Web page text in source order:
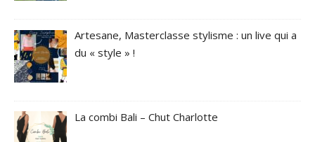
Artesane, Masterclasse stylisme : un live qui a
du « style » !
La combi Bali – Chut Charlotte